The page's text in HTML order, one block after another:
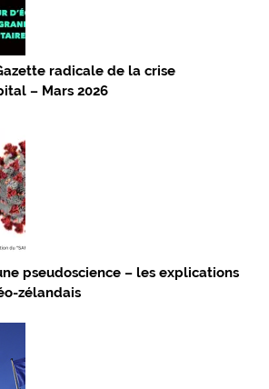
radicale de la crise
– Mars 2026
pseudoscience – les explications
zélandais